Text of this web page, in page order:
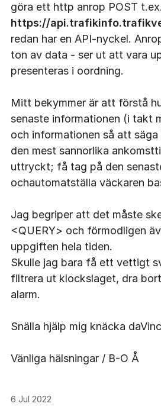
göra ett http anrop POST
https://
redan har en API-nyckel.
ton av data - ser ut att vara
presenteras i oordning.
Mitt bekymmer är att förstå
senaste informationen (i takt
och informationen så att
den mest sannorlika
uttryckt; få tag på den
ochautomatställa väckaren
Jag begriper att det måste
<QUERY> och förmodligen
uppgiften hela tiden.
Skulle jag bara få ett vettigt
filtrera ut klockslaget, dra
alarm.
Snälla hjälp mig knäcka
Vänliga hälsningar / B-O Å
6 Jul 2022